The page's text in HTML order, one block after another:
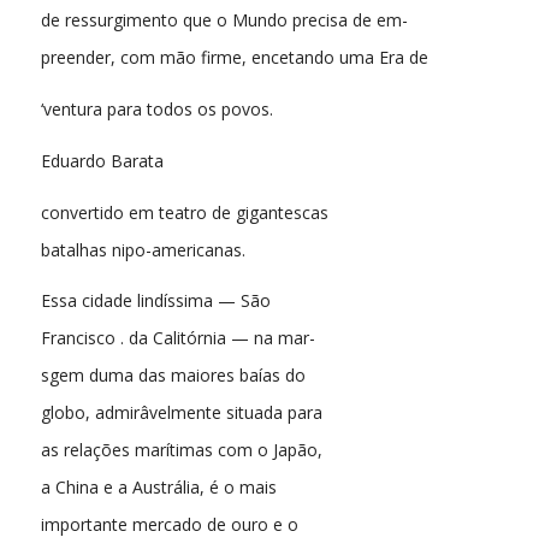
de ressurgimento que o Mundo precisa de em-
preender, com mão firme, encetando uma Era de
‘ventura para todos os povos.
Eduardo Barata
convertido em teatro de gigantescas
batalhas nipo-americanas.
Essa cidade lindíssima — São
Francisco . da Calitórnia — na mar-
sgem duma das maiores baías do
globo, admirâvelmente situada para
as relações marítimas com o Japão,
a China e a Austrália, é o mais
importante mercado de ouro e o